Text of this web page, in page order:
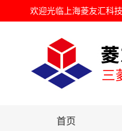
欢迎光临 上海菱友汇科
首页